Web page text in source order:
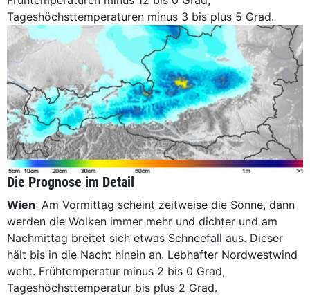
Tageshöchsttemperaturen minus 3 bis plus 5 Grad.
Die Prognose im Detail
Wien: Am Vormittag scheint zeitweise die Sonne, dann
werden die Wolken immer mehr und dichter und am
Nachmittag breitet sich etwas Schneefall aus. Dieser
hält bis in die Nacht hinein an. Lebhafter Nordwestwind
weht. Frühtemperatur minus 2 bis 0 Grad,
Tageshöchsttemperatur bis plus 2 Grad.